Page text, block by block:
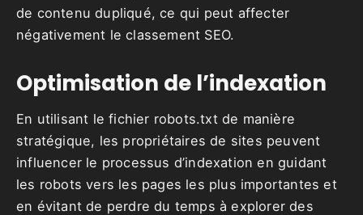
de contenu dupliqué, ce qui peut affecter
négativement le classement SEO.
Optimisation de l’indexation
En utilisant le fichier robots.txt de manière
stratégique, les propriétaires de sites peuvent
influencer le processus d’indexation en guidant
les robots vers les pages les plus importantes et
en évitant de perdre du temps à explorer des